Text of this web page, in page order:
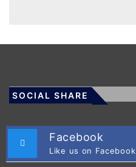
SOCIAL SHARE
Facebook
Like us on Facebook